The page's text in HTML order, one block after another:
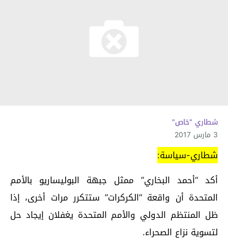
شطاري "خاص"
3 مارس 2017
شطاري-سياسة:
أكد “أحمد البخاري” ممثل جبهة البوليساريو بالأمم
المتحدة أن واقعة “الكركرات” ستتكرر مرات أخرى، إذا
ظل المنتظم الدولي والأمم المتحدة يغفلان إيجاد حل
لتسوية نزاع الصحراء.